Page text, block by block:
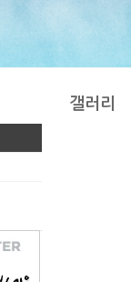
갤러리